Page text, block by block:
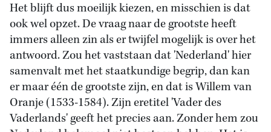
Het blijft dus moeilijk kiezen, en misschien is dat
ook wel opzet. De vraag naar de grootste heeft
immers alleen zin als er twijfel mogelijk is over het
antwoord. Zou het vaststaan dat 'Nederland' hier
samenvalt met het staatkundige begrip, dan kan
er maar één de grootste zijn, en dat is Willem van
Oranje (1533-1584). Zijn eretitel 'Vader des
Vaderlands' geeft het precies aan. Zonder hem zou